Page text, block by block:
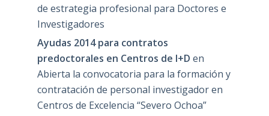
de estrategia profesional para Doctores e
Investigadores
Ayudas 2014 para contratos
predoctorales en Centros de I+D en
Abierta la convocatoria para la formación y
contratación de personal investigador en
Centros de Excelencia “Severo Ochoa”